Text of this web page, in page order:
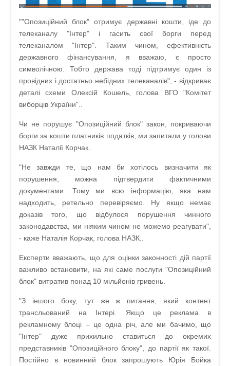
""Опозиційний блок" отримує державні кошти, іде до
телеканалу "Інтер" і гасить свої борги перед
телеканалом "Інтер". Таким чином, ефективність
державного фінансування, я вважаю, є просто
символічною. Тобто держава тоді підтримує один із
провідних і достатньо небідних телеканалів", - відкриває
деталі схеми Олексій Кошель, голова ВГО "Комітет
виборців України"..
Чи не порушує "Опозиційний блок" закон, покриваючи
борги за кошти платників податків, ми запитали у голови
НАЗК Наталії Корчак.
"Не завжди те, що нам би хотілось визначити як
порушення, можна підтвердити фактичними
документами. Тому ми всю інформацію, яка нам
надходить, ретельно перевіряємо. Ну якщо немає
доказів того, що відбулося порушення чинного
законодавства, ми ніяким чином не можемо реагувати",
- каже Наталія Корчак, голова НАЗК..
Експерти вважають, що для оцінки законності дій партії
важливо встановити, на які саме послуги "Опозиційний
блок" витратив понад 10 мільйонів гривень.
"З іншого боку, тут же ж питання, який контент
трансльований на Інтері. Якщо це реклама в
рекламному блоці – це одна річ, але ми бачимо, що
"Інтер" дуже прихильно ставиться до окремих
представників "Опозиційного блоку", до партії як такої.
Постійно в новинний блок запрошують Юрія Бойка